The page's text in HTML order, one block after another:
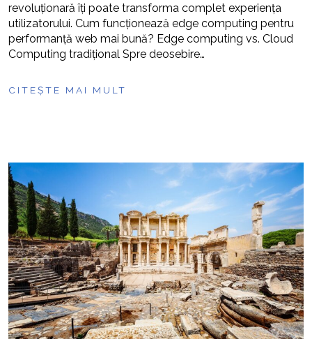
revoluționară îți poate transforma complet experiența
utilizatorului. Cum funcționează edge computing pentru
performanță web mai bună? Edge computing vs. Cloud
Computing tradițional Spre deosebire…
CITEȘTE MAI MULT